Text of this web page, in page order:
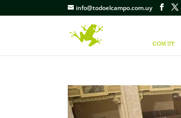
info@todoelcampo.com.uy